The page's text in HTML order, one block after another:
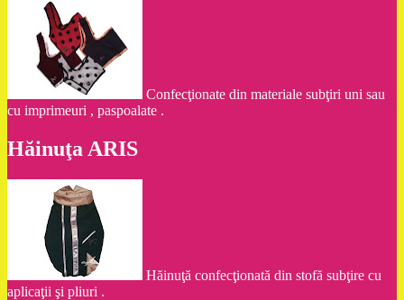
Confecţionate din materiale subţiri uni sau
cu imprimeuri , paspoalate .
Hăinuţa ARIS
Hăinuţă confecţionată din stofă subţire cu
aplicaţii şi pliuri .